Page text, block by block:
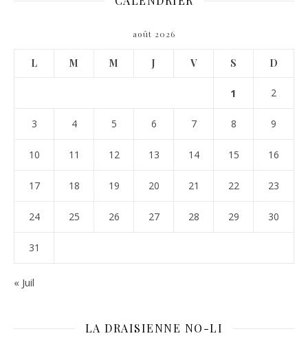
août 2026
L M M J V S D
1 2
3 4 5 6 7 8 9
10 11 12 13 14 15 16
17 18 19 20 21 22 23
24 25 26 27 28 29 30
31
« Juil
LA DRAISIENNE NO-LI